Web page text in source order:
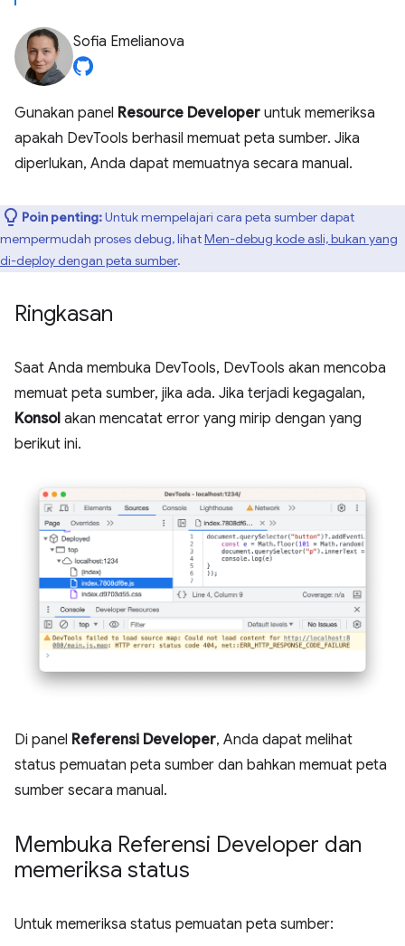
Sofia Emelianova
Gunakan panel Resource Developer untuk memeriksa
apakah DevTools berhasil memuat peta sumber. Jika
diperlukan, Anda dapat memuatnya secara manual.
Poin penting:Untuk mempelajari cara peta sumber dapat
mempermudah proses debug, lihatMen-debug kode asli, bukan yang
di-deploy dengan peta sumber.
Ringkasan
Saat Anda membuka DevTools, DevTools akan mencoba
memuat peta sumber, jika ada. Jika terjadi kegagalan,
Konsol akan mencatat error yang mirip dengan yang
berikut ini.
Di panel Referensi Developer, Anda dapat melihat
status pemuatan peta sumber dan bahkan memuat peta
sumber secara manual.
Membuka Referensi Developer dan
memeriksa status
Untuk memeriksa status pemuatan peta sumber: